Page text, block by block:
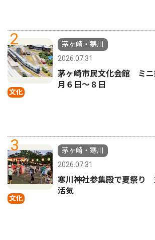
2
文化
茅ヶ崎・寒川
2026.07.31
茅ヶ崎市民文化会館 ミ
月６日〜８日
3
文化
茅ヶ崎・寒川
2026.07.31
寒川神社参集殿で夏祭り
活気